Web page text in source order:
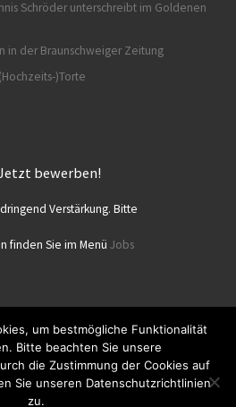
Schröder unterschreibt im Goldenen
in der Braunschweiger Zeitung
)Torte
bewerben!
Verstärkung. Bitte
finden Sie im Menü Jobs
Leben– Alle Rechte vorbehalten
mit demCustomizr-Theme
um bestmögliche Funktionalität
Bitte beachten Sie unsere
die Zustimmung der Cookies auf
Sie unseren Datenschutzrichtlinien
zu.